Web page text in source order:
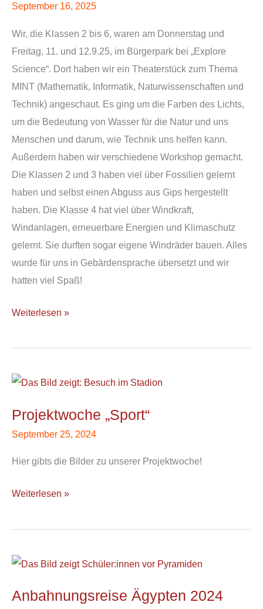
September 16, 2025
Wir, die Klassen 2 bis 6, waren am Donnerstag und
Freitag, 11. und 12.9.25, im Bürgerpark bei „Explore
Science“. Dort haben wir ein Theaterstück zum Thema
MINT (Mathematik, Informatik, Naturwissenschaften und
Technik) angeschaut. Es ging um die Farben des Lichts,
um die Bedeutung von Wasser für die Natur und uns
Menschen und darum, wie Technik uns helfen kann.
Außerdem haben wir verschiedene Workshop gemacht.
Die Klassen 2 und 3 haben viel über Fossilien gelernt
haben und selbst einen Abguss aus Gips hergestellt
haben. Die Klasse 4 hat viel über Windkraft,
Windanlagen, erneuerbare Energien und Klimaschutz
gelernt. Sie durften sogar eigene Windräder bauen. Alles
wurde für uns in Gebärdensprache übersetzt und wir
hatten viel Spaß!
Science“
Weiterlesen »
Projektwoche „Sport“
September 25, 2024
Hier gibts die Bilder zu unserer Projektwoche!
Projektwoche
Weiterlesen »
Anbahnungsreise Ägypten 2024
Anbahnungsreise
2024